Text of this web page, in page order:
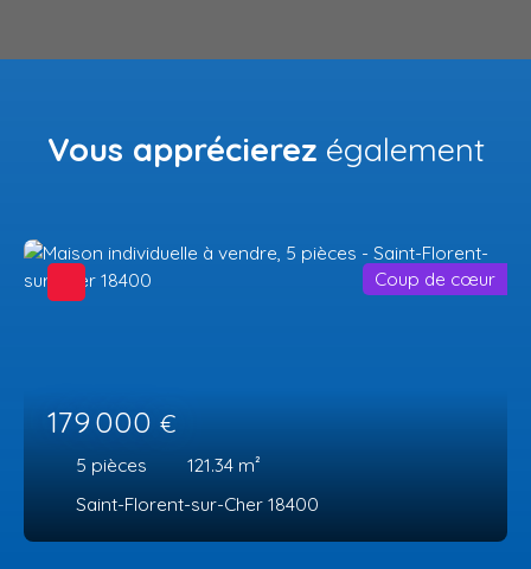
Vous apprécierez également
179 000 €
5 pièces 121.34 m²
Saint-Florent-sur-Cher 18400
Coup de cœur